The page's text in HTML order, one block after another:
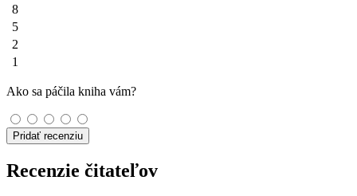
8
5
2
1
Ako sa páčila kniha vám?
Pridať recenziu
Recenzie čitateľov